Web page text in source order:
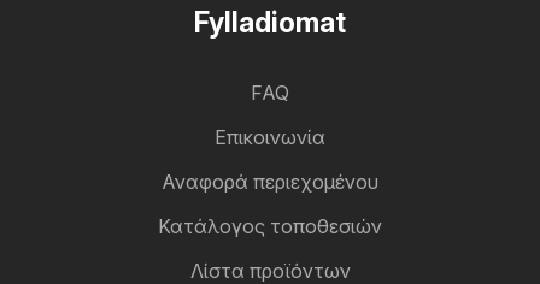
Fylladiomat
FAQ
Επικοινωνία
Αναφορά περιεχομένου
Κατάλογος τοποθεσιών
Λίστα προϊόντων